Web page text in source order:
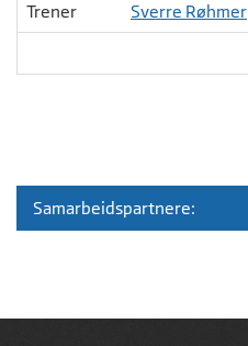
Trener Sverre Røhmer
Samarbeidspartnere: